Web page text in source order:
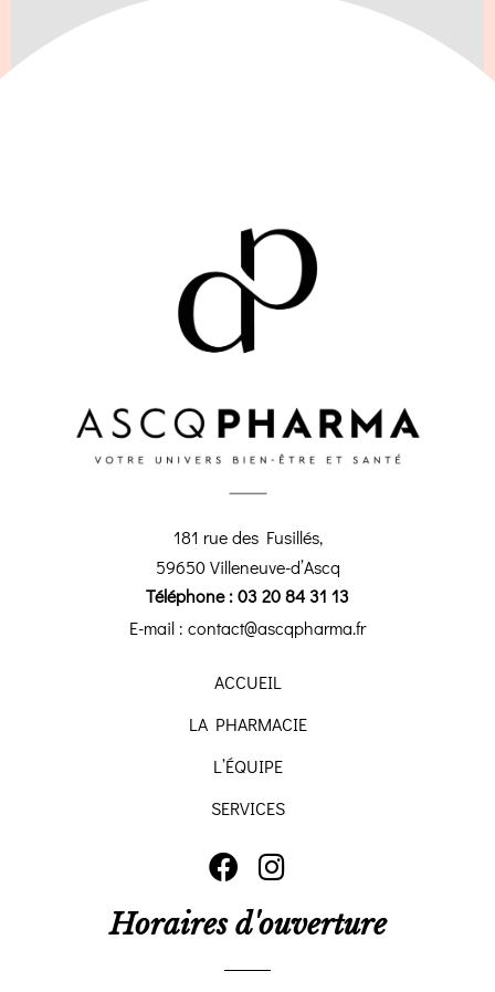
181 rue des Fusillés,
59650 Villeneuve-d’Ascq
Téléphone : 03 20 84 31 13
E-mail : contact@ascqpharma.fr
ACCUEIL
LA PHARMACIE
L’ÉQUIPE
SERVICES
Horaires d'ouverture